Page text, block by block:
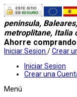
peninsula,
metroplitane, Italia
Ahorre
Iniciar Sesion /Crear
Iniciar Sesion
Crear una
Menú